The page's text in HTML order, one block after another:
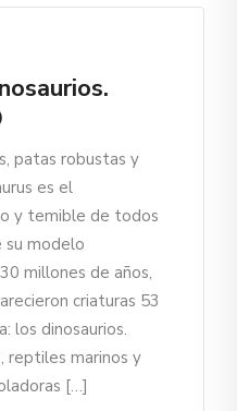
patas robustas y
es el
y temible de todos
su modelo
millones de años,
criaturas 53
los dinosaurios.
reptiles marinos y
[…]